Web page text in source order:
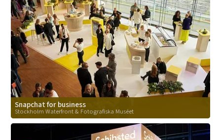
Snapchat for business
Stockholm Waterfront & Fotografiska Muséet